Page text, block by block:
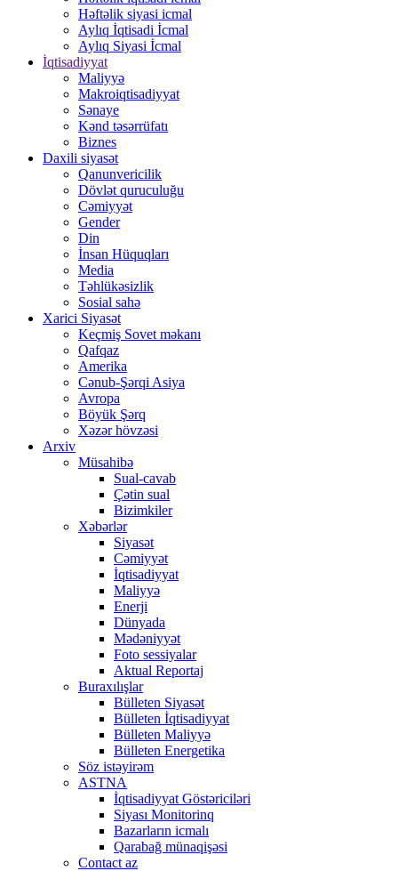
Həftəlik siyasi icmal
Aylıq İqtisadi İcmal
Aylıq Siyasi İcmal
İqtisadiyyat
Maliyyə
Makroiqtisadiyyat
Sənaye
Kənd təsərrüfatı
Biznes
Daxili siyasət
Qanunvericilik
Dövlət quruculuğu
Cəmiyyət
Gender
Din
İnsan Hüquqları
Media
Təhlükəsizlik
Sosial sahə
Xarici Siyasət
Keçmiş Sovet məkanı
Qafqaz
Amerika
Cənub-Şərqi Asiya
Avropa
Böyük Şərq
Xəzər hövzəsi
Arxiv
Müsahibə
Sual-cavab
Çətin sual
Bizimkiler
Xəbərlər
Siyasət
Cəmiyyət
İqtisadiyyat
Maliyyə
Enerji
Dünyada
Mədəniyyət
Foto sessiyalar
Aktual Reportaj
Buraxılışlar
Bülleten Siyasət
Bülleten İqtisadiyyat
Bülleten Maliyyə
Bülleten Energetika
Söz istəyirəm
ASTNA
İqtisadiyyat Göstəriciləri
Siyası Monitorinq
Bazarların icmalı
Qarabağ münaqişəsi
Contact az